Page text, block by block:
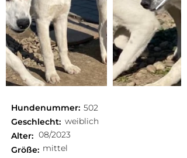
Hundenummer:
Geschlecht:
Alter:
Größe:
502
weiblich
08/2023
mittel